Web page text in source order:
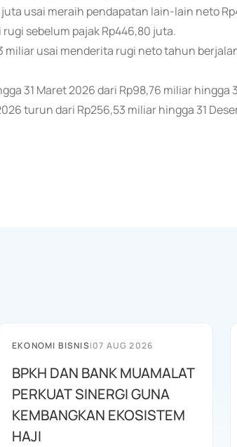
usai meraih pendapatan lain-lain neto
sebelum pajak Rp446,80 juta.
miliar usai menderita rugi neto tahun
31 Maret 2026 dari Rp98,76 miliar hingga
turun dari Rp256,53 miliar hingga 31
EKONOMI BISNIS|07 AUG 2026
BPKH DAN BANK MUAMALAT
PERKUAT SINERGI GUNA
KEMBANGKAN EKOSISTEM
HAJI